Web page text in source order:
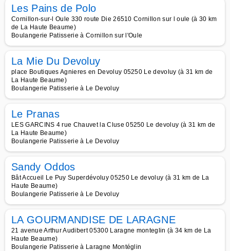
Les Pains de Polo
Cornillon-sur-l Oule 330 route Die 26510 Cornillon sur l oule (à 30 km
de La Haute Beaume)
Boulangerie Patisserie à Cornillon sur l'Oule
La Mie Du Devoluy
place Boutiques Agnieres en Devoluy 05250 Le devoluy (à 31 km de
La Haute Beaume)
Boulangerie Patisserie à Le Devoluy
Le Pranas
LES GARCINS 4 rue Chauvet la Cluse 05250 Le devoluy (à 31 km de
La Haute Beaume)
Boulangerie Patisserie à Le Devoluy
Sandy Oddos
Bât Accueil Le Puy Superdévoluy 05250 Le devoluy (à 31 km de La
Haute Beaume)
Boulangerie Patisserie à Le Devoluy
LA GOURMANDISE DE LARAGNE
21 avenue Arthur Audibert 05300 Laragne monteglin (à 34 km de La
Haute Beaume)
Boulangerie Patisserie à Laragne Montéglin